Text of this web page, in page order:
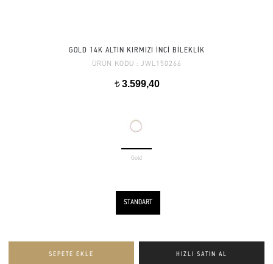
GOLD 14K ALTIN KIRMIZI İNCİ BİLEKLİK
ÜRÜN KODU : JWL150266
t3.599,40
Gold
STANDART